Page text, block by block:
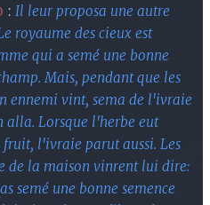
: Il leur proposa une autre
royaume des cieux est
qui a semé une bonne
Mais, pendant que les
ennemi vint, sema de l'ivraie
alla. Lorsque l'herbe eut
fruit, l'ivraie parut aussi. Les
de la maison vinrent lui dire:
semé une bonne semence